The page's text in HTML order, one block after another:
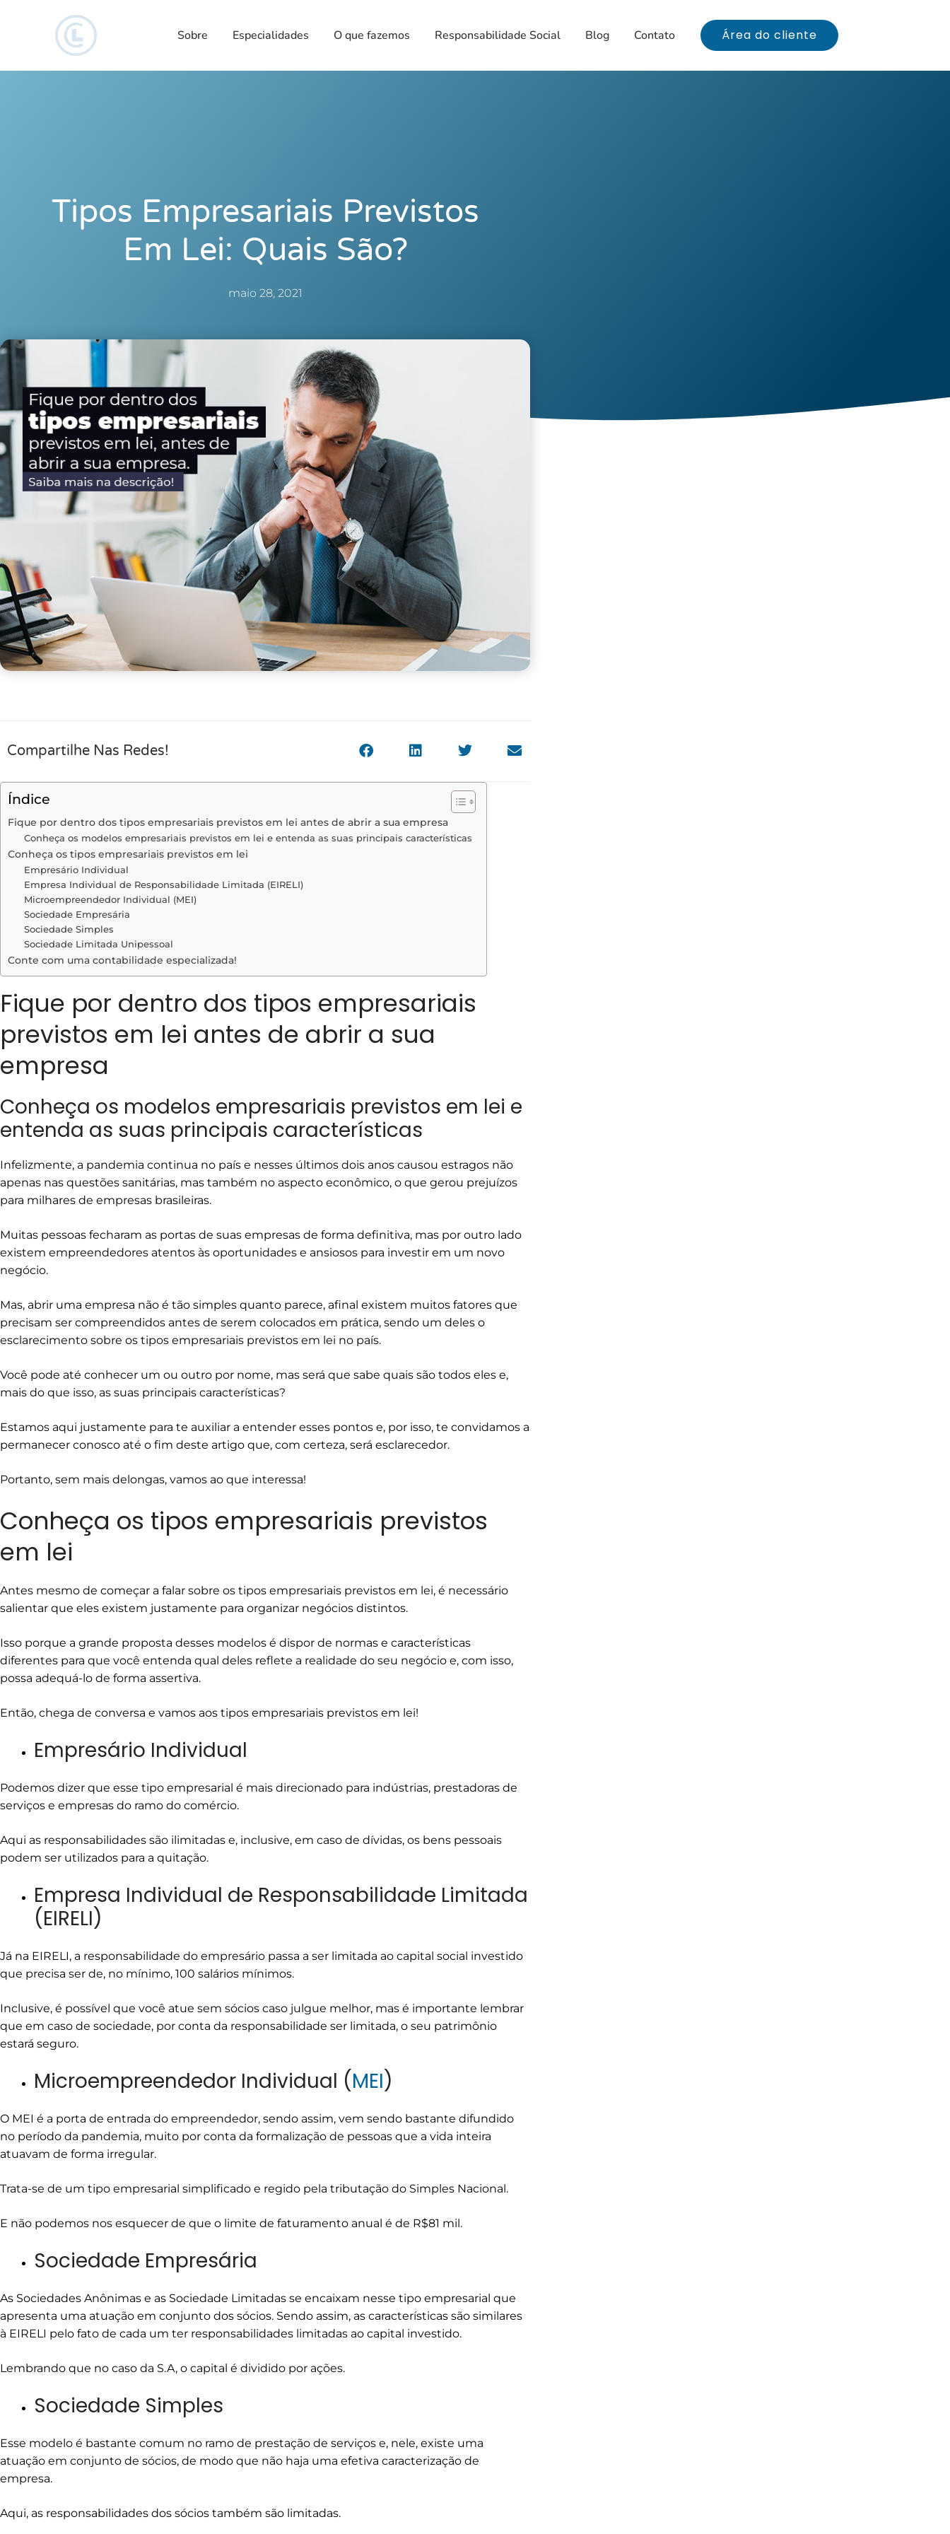
Sobre Especialidades O que fazemos Responsabilidade Social Blog Contato Área do cliente
Tipos Empresariais Previstos
Em Lei: Quais São?
maio 28, 2021
Compartilhe Nas Redes!
Índice
Fique por dentro dos tipos empresariais previstos em lei antes de abrir a sua empresa
Conheça os modelos empresariais previstos em lei e entenda as suas principais características
Conheça os tipos empresariais previstos em lei
Empresário Individual
Empresa Individual de Responsabilidade Limitada (EIRELI)
Microempreendedor Individual (MEI)
Sociedade Empresária
Sociedade Simples
Sociedade Limitada Unipessoal
Conte com uma contabilidade especializada!
Fique por dentro dos tipos empresariais
previstos em lei antes de abrir a sua
empresa
Conheça os modelos empresariais previstos em lei e
entenda as suas principais características
Infelizmente, a pandemia continua no país e nesses últimos dois anos causou estragos não
apenas nas questões sanitárias, mas também no aspecto econômico, o que gerou prejuízos
para milhares de empresas brasileiras.
Muitas pessoas fecharam as portas de suas empresas de forma definitiva, mas por outro lado
existem empreendedores atentos às oportunidades e ansiosos para investir em um novo
negócio.
Mas, abrir uma empresa não é tão simples quanto parece, afinal existem muitos fatores que
precisam ser compreendidos antes de serem colocados em prática, sendo um deles o
esclarecimento sobre os tipos empresariais previstos em lei no país.
Você pode até conhecer um ou outro por nome, mas será que sabe quais são todos eles e,
mais do que isso, as suas principais características?
Estamos aqui justamente para te auxiliar a entender esses pontos e, por isso, te convidamos a
permanecer conosco até o fim deste artigo que, com certeza, será esclarecedor.
Portanto, sem mais delongas, vamos ao que interessa!
Conheça os tipos empresariais previstos
em lei
Antes mesmo de começar a falar sobre os tipos empresariais previstos em lei, é necessário
salientar que eles existem justamente para organizar negócios distintos.
Isso porque a grande proposta desses modelos é dispor de normas e características
diferentes para que você entenda qual deles reflete a realidade do seu negócio e, com isso,
possa adequá-lo de forma assertiva.
Então, chega de conversa e vamos aos tipos empresariais previstos em lei!
Empresário Individual
Podemos dizer que esse tipo empresarial é mais direcionado para indústrias, prestadoras de
serviços e empresas do ramo do comércio.
Aqui as responsabilidades são ilimitadas e, inclusive, em caso de dívidas, os bens pessoais
podem ser utilizados para a quitação.
Empresa Individual de Responsabilidade Limitada
(EIRELI)
Já na EIRELI, a responsabilidade do empresário passa a ser limitada ao capital social investido
que precisa ser de, no mínimo, 100 salários mínimos.
Inclusive, é possível que você atue sem sócios caso julgue melhor, mas é importante lembrar
que em caso de sociedade, por conta da responsabilidade ser limitada, o seu patrimônio
estará seguro.
Microempreendedor Individual (MEI)
O MEI é a porta de entrada do empreendedor, sendo assim, vem sendo bastante difundido
no período da pandemia, muito por conta da formalização de pessoas que a vida inteira
atuavam de forma irregular.
Trata-se de um tipo empresarial simplificado e regido pela tributação do Simples Nacional.
E não podemos nos esquecer de que o limite de faturamento anual é de R$81 mil.
Sociedade Empresária
As Sociedades Anônimas e as Sociedade Limitadas se encaixam nesse tipo empresarial que
apresenta uma atuação em conjunto dos sócios. Sendo assim, as características são similares
à EIRELI pelo fato de cada um ter responsabilidades limitadas ao capital investido.
Lembrando que no caso da S.A, o capital é dividido por ações.
Sociedade Simples
Esse modelo é bastante comum no ramo de prestação de serviços e, nele, existe uma
atuação em conjunto de sócios, de modo que não haja uma efetiva caracterização de
empresa.
Aqui, as responsabilidades dos sócios também são limitadas.